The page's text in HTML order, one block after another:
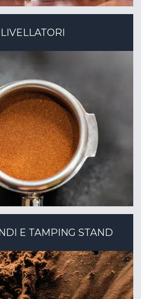
LIVELLATORI
E TAMPING STAND